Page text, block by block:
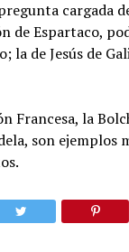
cargada
de Espartaco,
la de Jesús de
Francesa, la
son ejemplos